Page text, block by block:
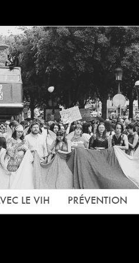
LE VIH PRÉVENTION